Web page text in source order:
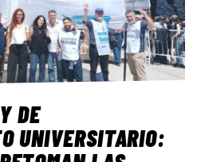
DE
UNIVERSITARIO: